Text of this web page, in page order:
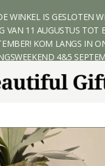
WINKEL IS GESLOTEN
VAN 11 AUGUSTUS TOT
KOM LANGS IN
4&5